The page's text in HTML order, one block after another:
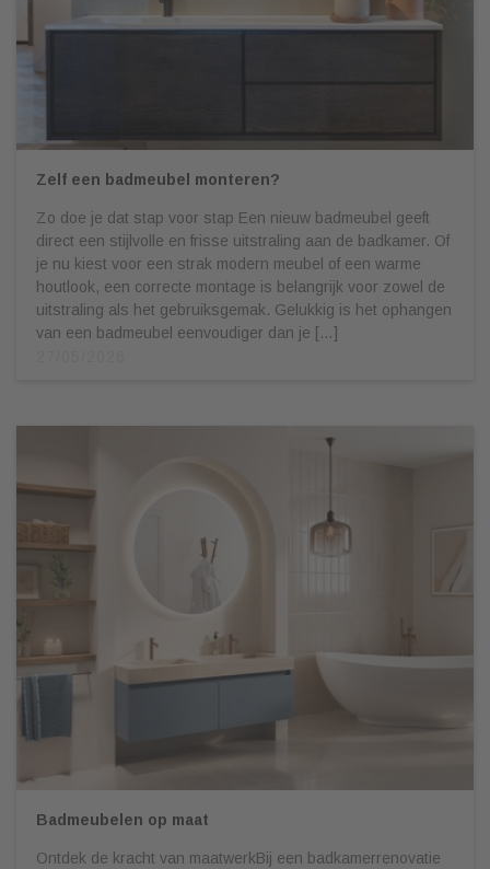
Zelf een badmeubel monteren?
Zo doe je dat stap voor stap Een nieuw badmeubel geeft
direct een stijlvolle en frisse uitstraling aan de badkamer. Of
je nu kiest voor een strak modern meubel of een warme
houtlook, een correcte montage is belangrijk voor zowel de
uitstraling als het gebruiksgemak. Gelukkig is het ophangen
van een badmeubel eenvoudiger dan je […]
Badmeubelen op maat
Ontdek de kracht van maatwerkBij een badkamerrenovatie